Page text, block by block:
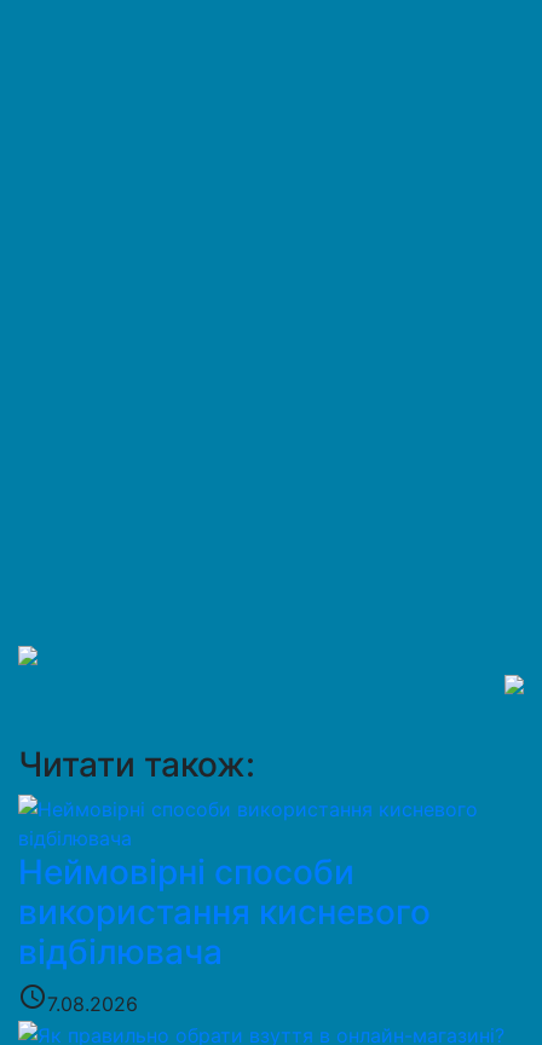
Читати також:
Неймовірні способи
використання кисневого
відбілювача
access_time7.08.2026